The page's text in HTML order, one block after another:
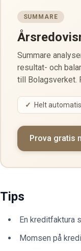
SUMMARE
Summare
resultat- och
till Bolagsverket.
Helt
Prova gratis
Tips
En kreditfaktura
Momsen på